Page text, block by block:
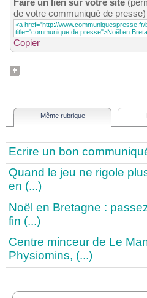
Faire un lien sur votre site
de votre communiqué de presse)
Copier
Même rubrique
Ecrire un bon
Quand le jeu ne rigole
en (...)
Noël en Bretagne :
fin (...)
Centre minceur de Le
Physiomins, (...)